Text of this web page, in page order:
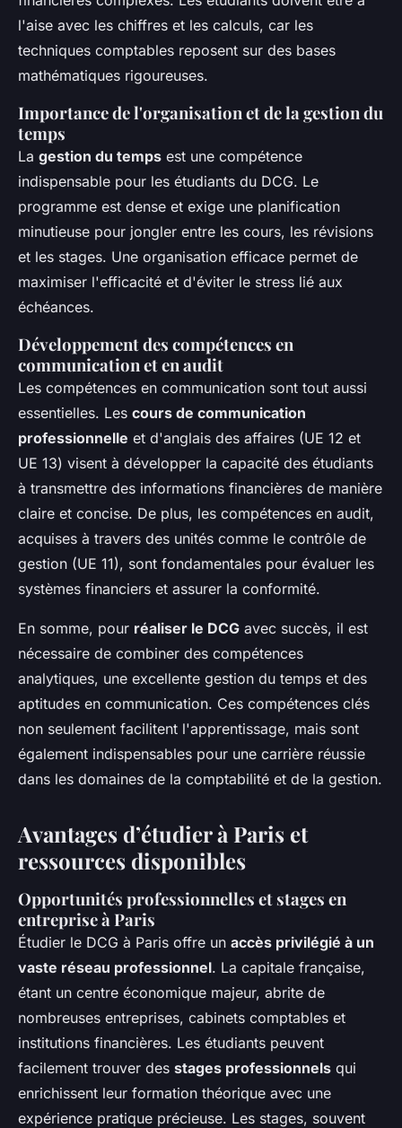
l'aise avec les chiffres et les calculs, car les
techniques comptables reposent sur des bases
mathématiques rigoureuses.
Importance de l'organisation et de la gestion du
temps
La gestion du temps est une compétence
indispensable pour les étudiants du DCG. Le
programme est dense et exige une planification
minutieuse pour jongler entre les cours, les révisions
et les stages. Une organisation efficace permet de
maximiser l'efficacité et d'éviter le stress lié aux
échéances.
Développement des compétences en
communication et en audit
Les compétences en communication sont tout aussi
essentielles. Les cours de communication
professionnelle et d'anglais des affaires (UE 12 et
UE 13) visent à développer la capacité des étudiants
à transmettre des informations financières de manière
claire et concise. De plus, les compétences en audit,
acquises à travers des unités comme le contrôle de
gestion (UE 11), sont fondamentales pour évaluer les
systèmes financiers et assurer la conformité.
En somme, pour réaliser le DCG avec succès, il est
nécessaire de combiner des compétences
analytiques, une excellente gestion du temps et des
aptitudes en communication. Ces compétences clés
non seulement facilitent l'apprentissage, mais sont
également indispensables pour une carrière réussie
dans les domaines de la comptabilité et de la gestion.
Avantages d’étudier à Paris et
ressources disponibles
Opportunités professionnelles et stages en
entreprise à Paris
Étudier le DCG à Paris offre un accès privilégié à un
vaste réseau professionnel. La capitale française,
étant un centre économique majeur, abrite de
nombreuses entreprises, cabinets comptables et
institutions financières. Les étudiants peuvent
facilement trouver des stages professionnels qui
enrichissent leur formation théorique avec une
expérience pratique précieuse. Les stages, souvent